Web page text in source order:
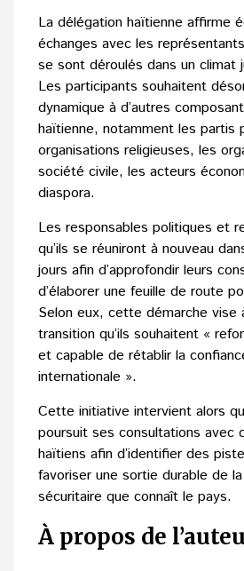
La délégation haïtienne affirme
échanges avec les
se sont déroulés dans un climat
Les participants souhaitent
dynamique à d’autres
haïtienne, notamment les partis
organisations religieuses, les
société civile, les acteurs
diaspora.
Les responsables politiques et
qu’ils se réuniront à nouveau
jours afin d’approfondir leurs
d’élaborer une feuille de route
Selon eux, cette démarche vise
transition qu’ils souhaitent «
et capable de rétablir la
internationale ».
Cette initiative intervient alors
poursuit ses consultations avec
haïtiens afin d’identifier des
favoriser une sortie durable de
sécuritaire que connaît le pays.
À propos de